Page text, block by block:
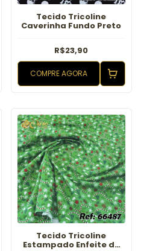
Tecido Tricoline
Caverinha Fundo Preto
R$23,90
COMPRE AGORA
Tecido Tricoline
Estampado Enfeite de